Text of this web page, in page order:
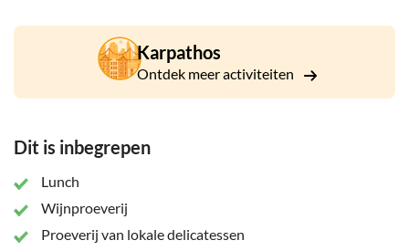
Karpathos
Ontdek meer activiteiten
Dit is inbegrepen
Lunch
Wijnproeverij
Proeverij van lokale delicatessen